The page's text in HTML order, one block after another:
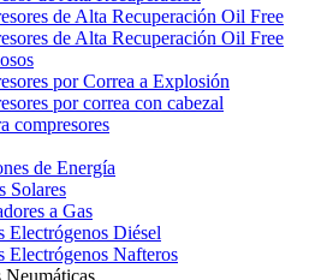
de Alta Recuperación Oil Free
de Alta Recuperación Oil Free
por Correa a Explosión
por correa con cabezal
compresores
de Energía
Solares
a Gas
Electrógenos Diésel
Electrógenos Nafteros